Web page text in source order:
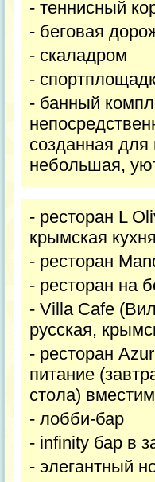
- теннисный
- беговая
- скаладром
-
- банный
созданная для
небольшая,
- ресторан L
крымская
- ресторан
- ресторан на
- Villa Cafe
русская,
- ресторан
питание
стола)
- лобби-бар
- infinity бар в
- элегантный